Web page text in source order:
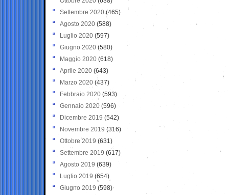
Settembre 2020(465)
Agosto 2020 (588)
Luglio 2020 (597)
Giugno 2020 (580)
Maggio 2020 (618)
Aprile 2020 (643)
Marzo 2020 (437)
Febbraio 2020 (593)
Gennaio 2020 (596)
Dicembre 2019 (542)
Novembre 2019 (316)
Ottobre 2019 (631)
Settembre 2019 (617)
Agosto 2019 (639)
Luglio 2019 (654)
Giugno 2019 (598)